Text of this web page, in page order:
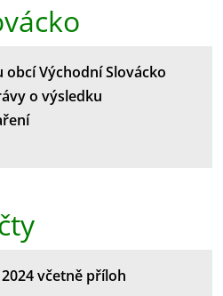
obcí Východní Slovácko
o výsledku
včetně příloh